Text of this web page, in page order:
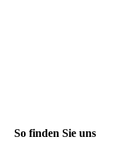
So finden Sie uns